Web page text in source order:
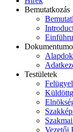
Bemutatkozás
Testületek
Vezetői